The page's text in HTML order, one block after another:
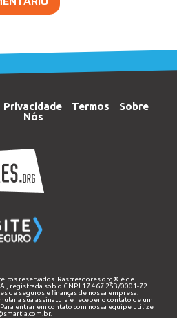
Privacidade Termos
Sobre
Nós
reservados. Rastreadores.org® é de
, registrada sob o CNPJ 17.467.253/0001-72.
de seguros e finanças de nossa empresa.
a sua assinatura e receber o contato de um
entrar em contato com nossa equipe utilize
.